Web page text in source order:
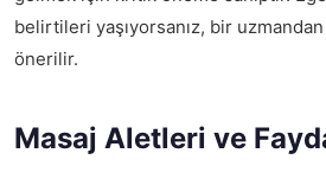
belirtileri yaşıyorsanız, bir uzmandan
önerilir.
Masaj Aletleri ve